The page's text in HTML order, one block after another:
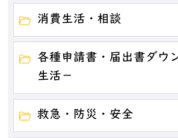
消費生活・相談
各種申請書・届出書ダウ
生活－
救急・防災・安全